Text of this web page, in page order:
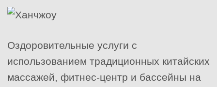
Оздоровительные услуги с
использованием традиционных китайских
массажей, фитнес-центр и бассейны на